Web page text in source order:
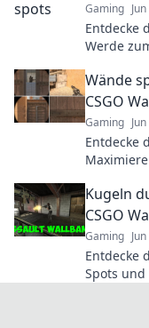
Gaming
Entdecke
Werde
Wände
CSGO
Gaming
Entdecke
Kugeln
CSGO
Gaming
Entdecke
Spots